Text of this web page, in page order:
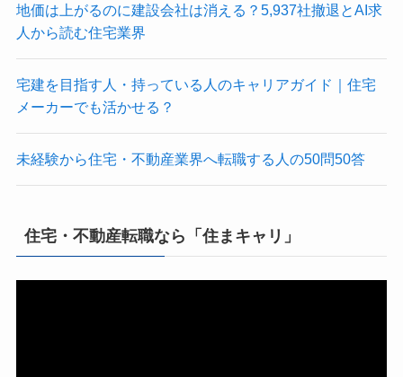
地価は上がるのに建設会社は消える？5,937社撤退とAI求
人から読む住宅業界
宅建を目指す人・持っている人のキャリアガイド｜住宅
メーカーでも活かせる？
未経験から住宅・不動産業界へ転職する人の50問50答
住宅・不動産転職なら「住まキャリ」